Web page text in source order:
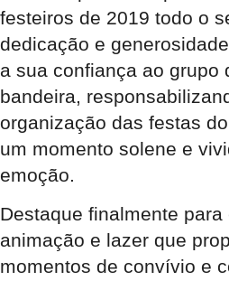
festeiros de 2019 todo o
dedicação e
a sua confiança ao grupo
bandeira,
organização das festas
um momento solene e
emoção.
Destaque finalmente para
animação e lazer que
momentos de convívio e